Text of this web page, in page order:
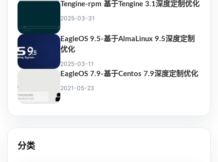
Tengine-rpm 基于Tengine 3.1深度定制优化
2025-03-31
EagleOS 9.5-基于AlmaLinux 9.5深度定制
优化
2025-03-11
EagleOS 7.9-基于Centos 7.9深度定制优化
2021-05-23
分类